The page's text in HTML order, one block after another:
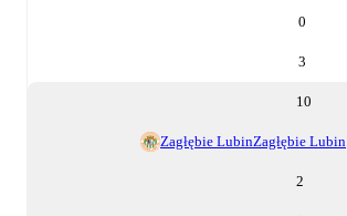
0
3
10
Zagłębie LubinZagłębie Lubin
2